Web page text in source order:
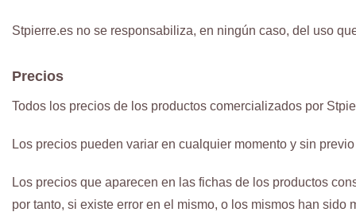
Stpierre.es no se responsabiliza, en ningún caso, del uso
Precios
Todos los precios de los productos comercializados por
Los precios pueden variar en cualquier momento y sin
Los precios que aparecen en las fichas de los productos
por tanto, si existe error en el mismo, o los mismos han